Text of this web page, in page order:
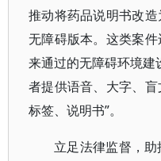
推动将药品说明书改
无障碍版本。这类案
来通过的无障碍环境建
者提供语音、大字、
标签、说明书”。
立足法律监督，